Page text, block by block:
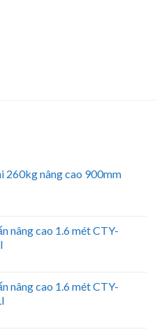
260kg nâng cao 900mm
nâng cao 1.6 mét CTY-
nâng cao 1.6 mét CTY-